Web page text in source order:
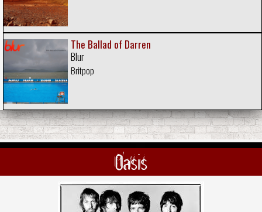
The Ballad of Darren
Blur
Britpop
Oasis